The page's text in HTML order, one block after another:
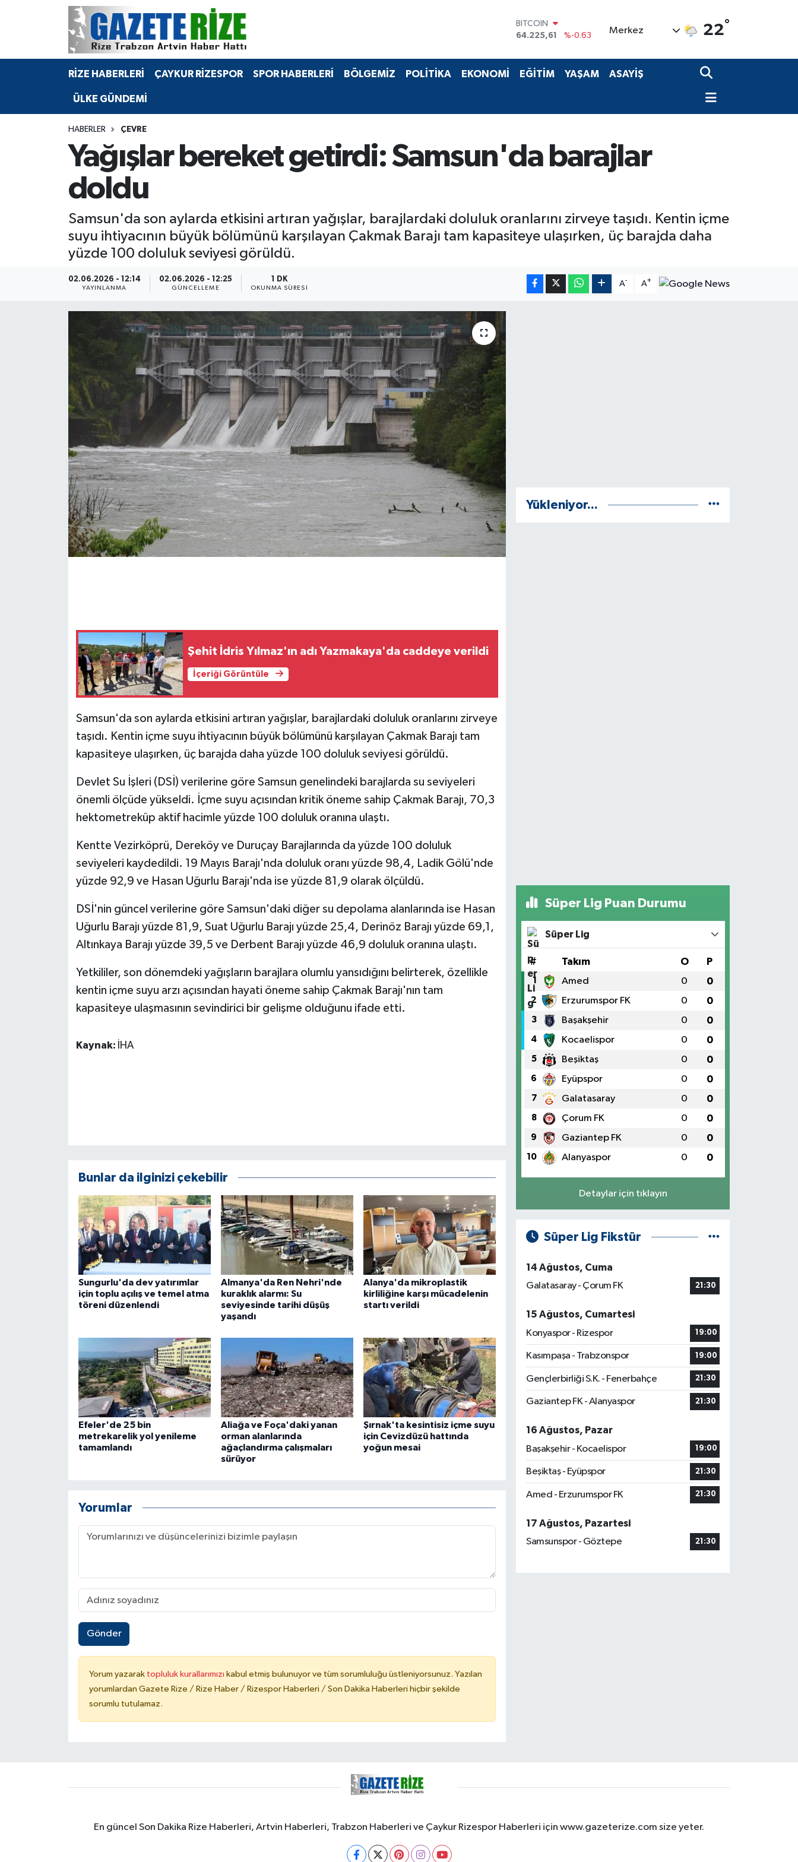
47,7143
STERLİN
6510.40
%0.45
Merkez 22°
RİZE HABERLERİ ÇAYKUR RİZESPOR SPOR HABERLERİ BÖLGEMİZ POLİTİKA EKONOMİ EĞİTİM YAŞAM ASAYİŞ
ÜLKE GÜNDEMİ
HABERLER ÇEVRE
Yağışlar bereket getirdi: Samsun'da barajlar
doldu
Samsun'da son aylarda etkisini artıran yağışlar, barajlardaki doluluk oranlarını zirveye taşıdı. Kentin içme
suyu ihtiyacının büyük bölümünü karşılayan Çakmak Barajı tam kapasiteye ulaşırken, üç barajda daha
yüzde 100 doluluk seviyesi görüldü.
02.06.2026 - 12:14
YAYINLANMA
02.06.2026 - 12:25
GÜNCELLEME
1 DK
OKUNMA SÜRESI
A- A+
Şehit İdris Yılmaz'ın adı Yazmakaya'da caddeye verildi
İçeriği Görüntüle
Samsun'da son aylarda etkisini artıran yağışlar, barajlardaki doluluk oranlarını zirveye
taşıdı. Kentin içme suyu ihtiyacının büyük bölümünü karşılayan Çakmak Barajı tam
kapasiteye ulaşırken, üç barajda daha yüzde 100 doluluk seviyesi görüldü.
Devlet Su İşleri (DSİ) verilerine göre Samsun genelindeki barajlarda su seviyeleri
önemli ölçüde yükseldi. İçme suyu açısından kritik öneme sahip Çakmak Barajı, 70,3
hektometreküp aktif hacimle yüzde 100 doluluk oranına ulaştı.
Kentte Vezirköprü, Dereköy ve Duruçay Barajlarında da yüzde 100 doluluk
seviyeleri kaydedildi. 19 Mayıs Barajı'nda doluluk oranı yüzde 98,4, Ladik Gölü'nde
yüzde 92,9 ve Hasan Uğurlu Barajı'nda ise yüzde 81,9 olarak ölçüldü.
DSİ'nin güncel verilerine göre Samsun'daki diğer su depolama alanlarında ise Hasan
Uğurlu Barajı yüzde 81,9, Suat Uğurlu Barajı yüzde 25,4, Derinöz Barajı yüzde 69,1,
Altınkaya Barajı yüzde 39,5 ve Derbent Barajı yüzde 46,9 doluluk oranına ulaştı.
Yetkililer, son dönemdeki yağışların barajlara olumlu yansıdığını belirterek, özellikle
kentin içme suyu arzı açısından hayati öneme sahip Çakmak Barajı'nın tam
kapasiteye ulaşmasının sevindirici bir gelişme olduğunu ifade etti.
Kaynak: İHA
Bunlar da ilginizi çekebilir
Sungurlu'da dev yatırımlar
için toplu açılış ve temel atma
töreni düzenlendi
Almanya'da Ren Nehri'nde
kuraklık alarmı: Su
seviyesinde tarihi düşüş
yaşandı
Alanya'da mikroplastik
kirliliğine karşı mücadelenin
startı verildi
Efeler'de 25 bin
metrekarelik yol yenileme
tamamlandı
Aliağa ve Foça'daki yanan
orman alanlarında
ağaçlandırma çalışmaları
sürüyor
Şırnak'ta kesintisiz içme suyu
için Cevizdüzü hattında
yoğun mesai
Yorumlar
Gönder
Yorum yazarak topluluk kurallarımızı kabul etmiş bulunuyor ve tüm sorumluluğu üstleniyorsunuz. Yazılan
yorumlardan Gazete Rize / Rize Haber / Rizespor Haberleri / Son Dakika Haberleri hiçbir şekilde
sorumlu tutulamaz.
Yükleniyor...
Süper Lig Puan Durumu
Süper Lig
# Takım O P
1 Amed 0 0
2 Erzurumspor FK 0 0
3 Başakşehir 0 0
4 Kocaelispor 0 0
5 Beşiktaş 0 0
6 Eyüpspor 0 0
7 Galatasaray 0 0
8 Çorum FK 0 0
9 Gaziantep FK 0 0
10 Alanyaspor 0 0
Detaylar için tıklayın
Süper Lig Fikstür
14 Ağustos, Cuma
Galatasaray - Çorum FK
21:30
15 Ağustos, Cumartesi
Konyaspor - Rizespor
19:00
Kasımpaşa - Trabzonspor 19:00
Gençlerbirliği S.K. - Fenerbahçe 21:30
Gaziantep FK - Alanyaspor 21:30
16 Ağustos, Pazar
Başakşehir - Kocaelispor
19:00
Beşiktaş - Eyüpspor 21:30
Amed - Erzurumspor FK 21:30
17 Ağustos, Pazartesi
Samsunspor - Göztepe
21:30
En güncel Son Dakika Rize Haberleri, Artvin Haberleri, Trabzon Haberleri ve Çaykur Rizespor Haberleri için www.gazeterize.com size yeter.
BÖLGEMİZ
Rize Jandarma Komutanlığı
Bilim Teknoloji
Advertising news
Canlı Maç
EKONOMİ
English News
Flaş Haber
Gayrimenkul
HABERDE İNSAN
Jandarma
KÜLTÜR SANAT
Otomobil
SPOR HABERLERİ
TEKNOLOJİ
Merkez Nöbetçi Eczaneler
Merkez Hava Durumu
Merkez Trafik Yoğunluk Haritası
Süper Lig Puan Durumu ve Fikstür
Tüm Manşetler
Son Dakika Haberleri
Haber Arşivi